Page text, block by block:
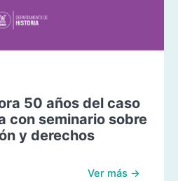
50 años del caso
con seminario sobre
y derechos
Ver más →